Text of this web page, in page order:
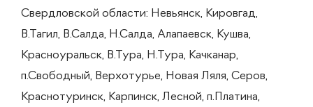
Свердловской области: Невьянск, Кировгад,
В.Тагил, В.Салда, Н.Салда, Алапаевск, Кушва,
Красноуральск, В.Тура, Н.Тура, Качканар,
п.Свободный, Верхотурье, Новая Ляля, Серов,
Краснотуринск, Карпинск, Лесной, п.Платина,